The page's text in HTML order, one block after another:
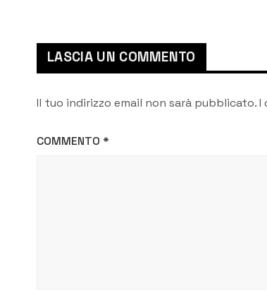
LASCIA UN COMMENTO
Il tuo indirizzo email non sarà pubblicato.I
COMMENTO *